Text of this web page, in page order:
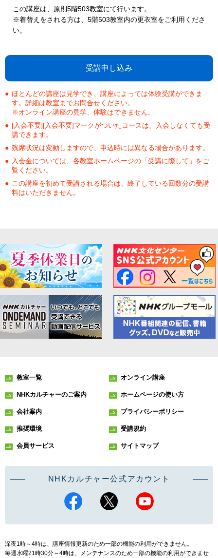
この講座は、原則5階503教室にて行います。
※着替えをされる方は、5階503教室内の更衣室をご利用くださ
い。
受講申し込み
ほとんどの講座は見学でき、講座によっては体験受講ができま
す。詳細は教室までお問合せください。
※オンライン講座の見学、体験はできません。
[入会不要][入会不要]マークがついたコースは、入会しなくても受
講できます。
残席状況は変動しますので、申込時には異なる場合があります。
入会金については、各教室ホームページの「受講に際して」をご
覧ください。
この講座を初めて受講される場合は、終了している回数分の受講
料はいただきません。
教室一覧 オンライン講座
NHKカルチャーのご案内 ホームページの使い方
会社案内 プライバシーポリシー
推奨環境 受講規約
会員サービス サイトマップ
NHKカルチャー公式アカウント
深夜1時～4時は、講座情報更新のため一部の機能の利用ができません。
毎週水曜21時30分～4時は、メンテナンスのため一部の機能の利用ができませ